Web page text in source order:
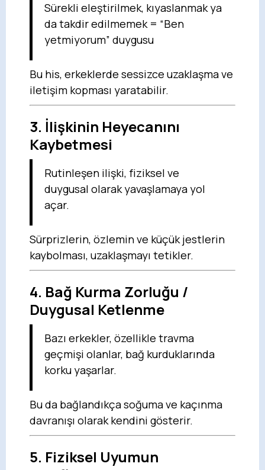
Sürekli eleştirilmek, kıyaslanmak ya
da takdir edilmemek = “Ben
yetmiyorum” duygusu
Bu his, erkeklerde sessizce uzaklaşma ve
iletişim kopması yaratabilir.
3. İlişkinin Heyecanını
Kaybetmesi
Rutinleşen ilişki, fiziksel ve
duygusal olarak yavaşlamaya yol
açar.
Sürprizlerin, özlemin ve küçük jestlerin
kaybolması, uzaklaşmayı tetikler.
4. Bağ Kurma Zorluğu /
Duygusal Ketlenme
Bazı erkekler, özellikle travma
geçmişi olanlar, bağ kurduklarında
korku yaşarlar.
Bu da bağlandıkça soğuma ve kaçınma
davranışı olarak kendini gösterir.
5. Fiziksel Uyumun